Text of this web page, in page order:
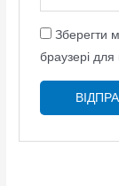
Зберегти
браузері